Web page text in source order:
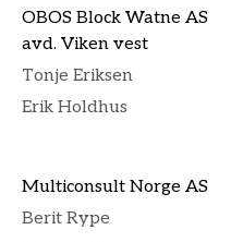
OBOS Block Watne AS
avd. Viken vest
Tonje Eriksen
Erik Holdhus
Multiconsult Norge AS
Berit Rype